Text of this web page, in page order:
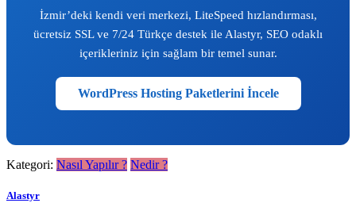
İzmir’deki kendi veri merkezi, LiteSpeed hızlandırması,
ücretsiz SSL ve 7/24 Türkçe destek ile Alastyr, SEO odaklı
içerikleriniz için sağlam bir temel sunar.
WordPress Hosting Paketlerini İncele
Kategori: Nasıl Yapılır ? Nedir ?
Alastyr